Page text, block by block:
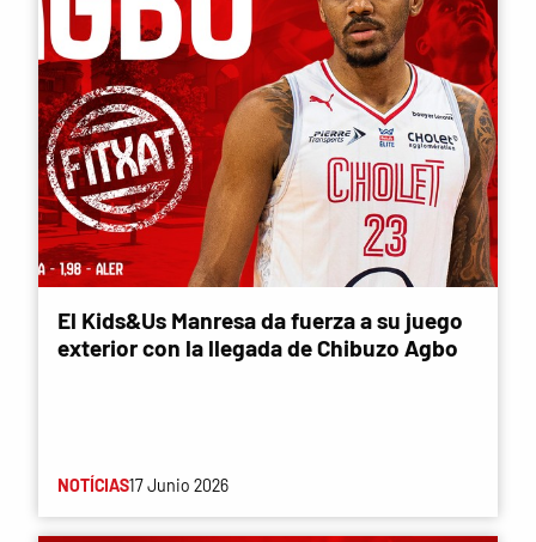
El Kids&Us Manresa da fuerza a su juego
exterior con la llegada de Chibuzo Agbo
NOTÍCIAS17 Junio 2026